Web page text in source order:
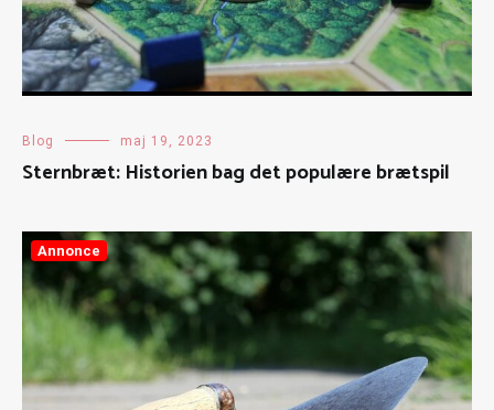
Blog maj 19, 2023
Sternbræt: Historien bag det populære brætspil
Annonce